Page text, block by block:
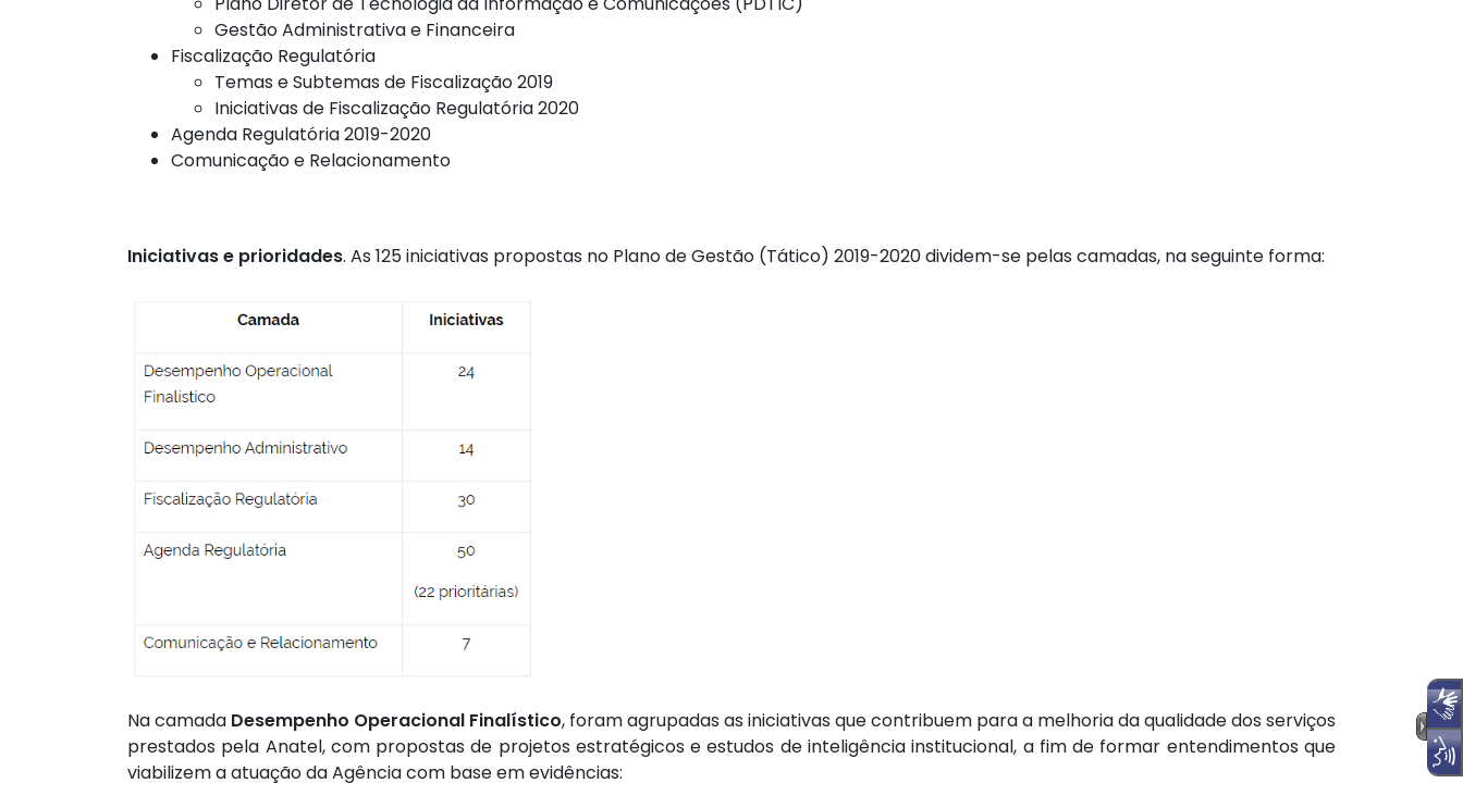
Gestão Administrativa e Financeira
Fiscalização Regulatória
Temas e Subtemas de Fiscalização 2019
Iniciativas de Fiscalização Regulatória 2020
Agenda Regulatória 2019-2020
Comunicação e Relacionamento
Iniciativas e prioridades. As 125 iniciativas propostas no Plano de Gestão (Tático) 2019-2020 dividem-se pelas camadas, na seguinte forma:
Na camada Desempenho Operacional Finalístico, foram agrupadas as iniciativas que contribuem para a melhoria da qualidade dos serviços
prestados pela Anatel, com propostas de projetos estratégicos e estudos de inteligência institucional, a fim de formar entendimentos que
viabilizem a atuação da Agência com base em evidências: